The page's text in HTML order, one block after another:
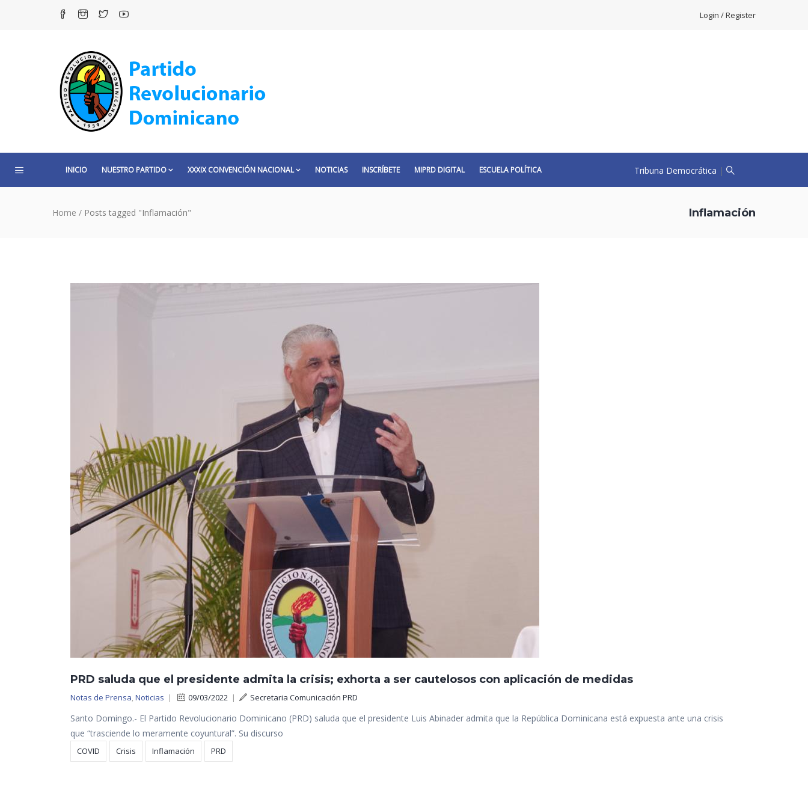
Login / Register
INICIO NUESTRO PARTIDO XXXIX CONVENCIÓN NACIONAL NOTICIAS INSCRÍBETE MIPRD DIGITAL ESCUELA POLÍTICA Tribuna Democrática |
Inflamación
Home / Posts tagged "Inflamación"
PRD saluda que el presidente admita la crisis; exhorta a ser cautelosos con aplicación de medidas
Notas de Prensa,Noticias | 09/03/2022 | Secretaria Comunicación PRD
Santo Domingo.- El Partido Revolucionario Dominicano (PRD) saluda que el presidente Luis Abinader admita que la República Dominicana está expuesta ante una crisis
que “trasciende lo meramente coyuntural”. Su discurso
COVID Crisis Inflamación PRD